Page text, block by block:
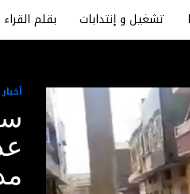
تشغيل و إنتدابات بقلم القراء
أخبار